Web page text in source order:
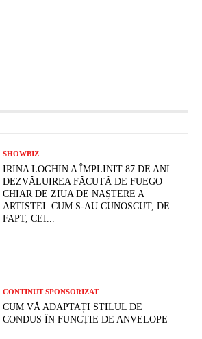
SHOWBIZ
IRINA LOGHIN A ÎMPLINIT 87 DE ANI.
DEZVĂLUIREA FĂCUTĂ DE FUEGO
CHIAR DE ZIUA DE NAȘTERE A
ARTISTEI. CUM S-AU CUNOSCUT, DE
FAPT, CEI...
CONTINUT SPONSORIZAT
CUM VĂ ADAPTAȚI STILUL DE
CONDUS ÎN FUNCȚIE DE ANVELOPE